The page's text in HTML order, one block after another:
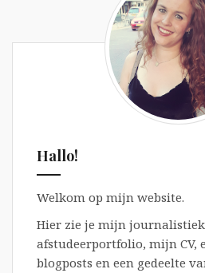
Hallo!
Welkom op mijn website.
Hier zie je mijn
afstudeerportfolio, mijn CV,
blogposts en een gedeelte